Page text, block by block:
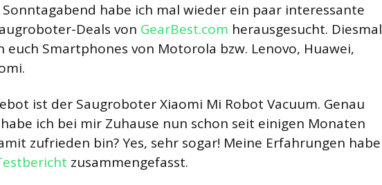
habe ich mal wieder ein paar interessante
Deals von GearBest.com herausgesucht. Diesmal
euch Smartphones von Motorola bzw. Lenovo, Huawei,
ist der Saugroboter Xiaomi Mi Robot Vacuum. Genau
ich bei mir Zuhause nun schon seit einigen Monaten
zufrieden bin? Yes, sehr sogar! Meine Erfahrungen habe
zusammengefasst.